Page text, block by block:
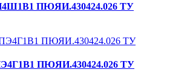
ПЮЯИ.430424.026 ТУ
ПЮЯИ.430424.026 ТУ